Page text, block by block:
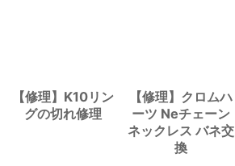
【修理】K10リン
グの切れ修理
【修理】クロムハ
ーツ Neチェーン
ネックレス バネ交
換